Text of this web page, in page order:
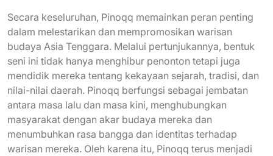
Secara keseluruhan, Pinoqq memainkan peran penting
dalam melestarikan dan mempromosikan warisan
budaya Asia Tenggara. Melalui pertunjukannya, bentuk
seni ini tidak hanya menghibur penonton tetapi juga
mendidik mereka tentang kekayaan sejarah, tradisi, dan
nilai-nilai daerah. Pinoqq berfungsi sebagai jembatan
antara masa lalu dan masa kini, menghubungkan
masyarakat dengan akar budaya mereka dan
menumbuhkan rasa bangga dan identitas terhadap
warisan mereka. Oleh karena itu, Pinoqq terus menjadi